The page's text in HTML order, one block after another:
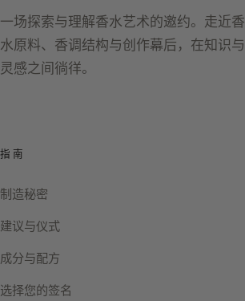
一场探索与理解香水艺术的邀约。走近香
水原料、香调结构与创作幕后，在知识与
灵感之间徜徉。
指南
制造秘密
建议与仪式
成分与配方
选择您的签名